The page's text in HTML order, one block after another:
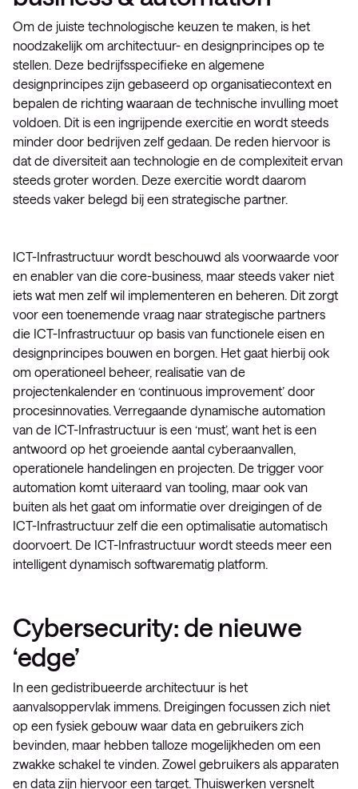
Om de juiste technologische keuzen te maken, is het
noodzakelijk om architectuur- en designprincipes op te
stellen. Deze bedrijfsspecifieke en algemene
designprincipes zijn gebaseerd op organisatiecontext en
bepalen de richting waaraan de technische invulling moet
voldoen. Dit is een ingrijpende exercitie en wordt steeds
minder door bedrijven zelf gedaan. De reden hiervoor is
dat de diversiteit aan technologie en de complexiteit ervan
steeds groter worden. Deze exercitie wordt daarom
steeds vaker belegd bij een strategische partner.
ICT-Infrastructuur wordt beschouwd als voorwaarde voor
en enabler van die core-business, maar steeds vaker niet
iets wat men zelf wil implementeren en beheren. Dit zorgt
voor een toenemende vraag naar strategische partners
die ICT-Infrastructuur op basis van functionele eisen en
designprincipes bouwen en borgen. Het gaat hierbij ook
om operationeel beheer, realisatie van de
projectenkalender en ‘continuous improvement’ door
procesinnovaties. Verregaande dynamische automation
van de ICT-Infrastructuur is een ‘must’, want het is een
antwoord op het groeiende aantal cyberaanvallen,
operationele handelingen en projecten. De trigger voor
automation komt uiteraard van tooling, maar ook van
buiten als het gaat om informatie over dreigingen of de
ICT-Infrastructuur zelf die een optimalisatie automatisch
doorvoert. De ICT-Infrastructuur wordt steeds meer een
intelligent dynamisch softwarematig platform.
Cybersecurity: de nieuwe
‘edge’
In een gedistribueerde architectuur is het
aanvalsoppervlak immens. Dreigingen focussen zich niet
op een fysiek gebouw waar data en gebruikers zich
bevinden, maar hebben talloze mogelijkheden om een
zwakke schakel te vinden. Zowel gebruikers als apparaten
en data zijn hiervoor een target. Thuiswerken versnelt